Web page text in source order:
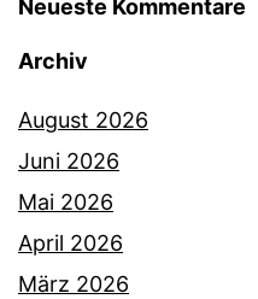
Neueste Kommentare
Archiv
August 2026
Juni 2026
Mai 2026
April 2026
März 2026